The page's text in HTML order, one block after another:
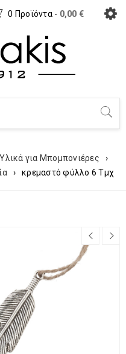
0 Προϊόντα - 0,00 €
Υλικά για Μπομπονιέρες
›
› κρεμαστό φύλλο 6 Τμχ